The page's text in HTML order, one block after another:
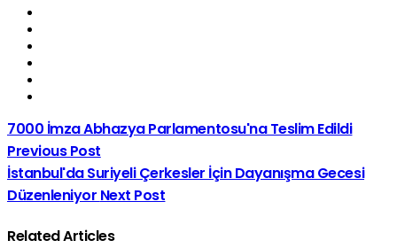
7000 İmza Abhazya Parlamentosu'na Teslim Edildi
Previous Post
İstanbul'da Suriyeli Çerkesler İçin Dayanışma Gecesi
Düzenleniyor Next Post
Related Articles